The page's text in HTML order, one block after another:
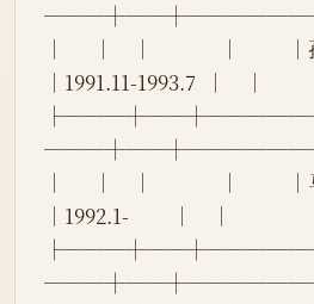
│      │    │              │
│1991.11-1993.7  │    │
│      │    │              │
│1992.1-         │    │